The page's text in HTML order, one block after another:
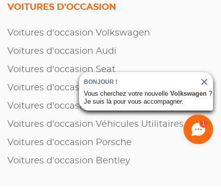
VOITURES D'OCCASION
Voitures d'occasion Volkswagen
Voitures d'occasion Audi
Voitures d'occasion Seat
Voitures d'occasion Cupra
Voitures d'occasion Skoda
Voitures d'occasion Véhicules Utilitaires
Voitures d'occasion Porsche
Voitures d'occasion Bentley
1
BONJOUR !
Vous cherchez votre nouvelle Volkswagen ?
Je suis là pour vous accompagner.